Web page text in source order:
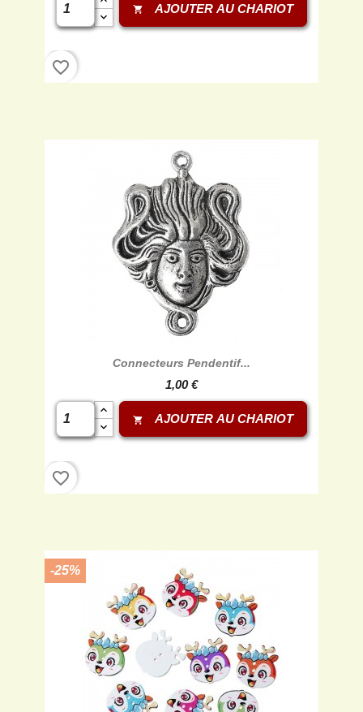
shopping_cart AJOUTER AU CHARIOT
favorite_border
Connecteurs Pendentif...
1,00 €
shopping_cart AJOUTER AU CHARIOT
favorite_border
-25%